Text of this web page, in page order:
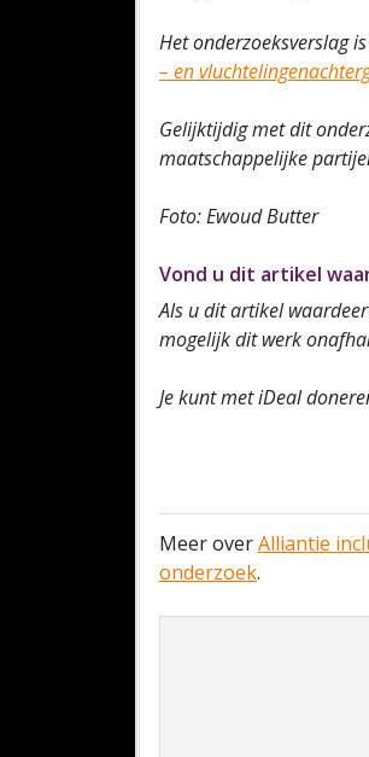
Het onderzoeksverslag
– en
Gelijktijdig met dit
maatschappelijke
Foto: Ewoud Butter
Vond u dit artikel
Als u dit artikel
mogelijk dit werk
Je kunt met iDeal
Meer overAlliantie
onderzoek.